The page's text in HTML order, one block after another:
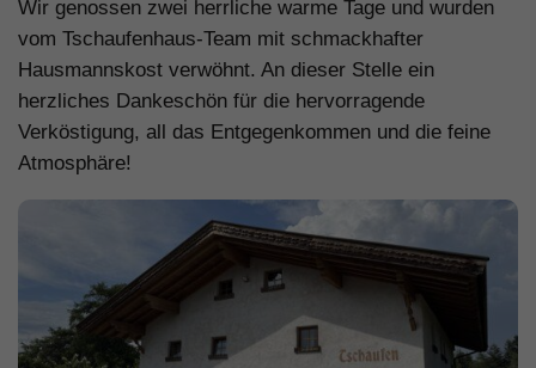
Wir genossen zwei herrliche warme Tage und wurden
vom Tschaufenhaus-Team mit schmackhafter
Hausmannskost verwöhnt. An dieser Stelle ein
herzliches Dankeschön für die hervorragende
Verköstigung, all das Entgegenkommen und die feine
Atmosphäre!